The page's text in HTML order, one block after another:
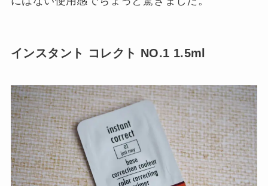
インスタント コレクト NO.1 1.5ml